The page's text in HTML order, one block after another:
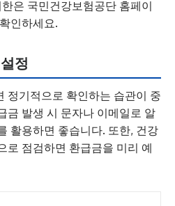
은 국민건강보험공단 홈페이
인하세요.
정
정기적으로 확인하는 습관이 중
금 발생 시 문자나 이메일로 알
활용하면 좋습니다. 또한, 건강
로 점검하면 환급금을 미리 예